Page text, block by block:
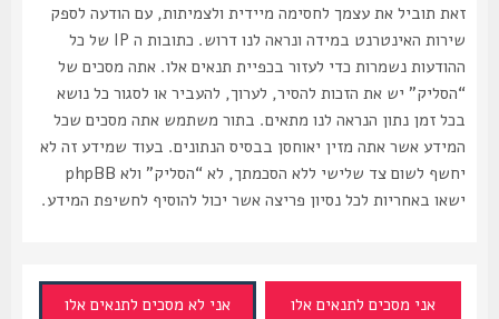
זאת תוביל את עצמך לחסימה מיידית ולצמיתות, עם הודעה לספק
שירות האינטרנט במידה ונראה לנו דרוש. כתובות ה IP של כל
ההודעות נשמרות כדי לעזור בכפיית תנאים אלו. אתה מסכים של
“הסליק” יש את הזכות להסיר, לערוך, להעביר או לסגור כל נושא
בכל זמן נתון הנראה לנו מתאים. בתור משתמש אתה מסכים שכל
המידע אשר אתה מזין יאוחסן בבסיס הנתונים. בעוד שמידע זה לא
יחשף לשום צד שלישי ללא הסכמתך, לא “הסליק” ולא phpBB
ישאו באחריות לכל נסיון פריצה אשר יכול להוסיף לחשיפת המידע.